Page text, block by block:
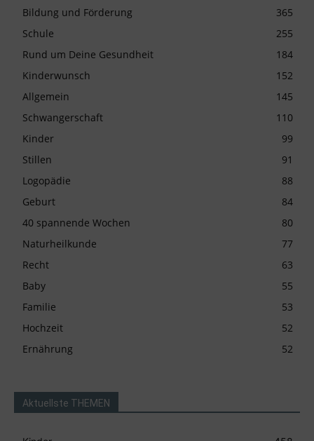
Bildung und Förderung
365
Schule
255
Rund um Deine Gesundheit
184
Kinderwunsch
152
Allgemein
145
Schwangerschaft
110
Kinder
99
Stillen
91
Logopädie
88
Geburt
84
40 spannende Wochen
80
Naturheilkunde
77
Recht
63
Baby
55
Familie
53
Hochzeit
52
Ernährung
52
Aktuellste THEMEN